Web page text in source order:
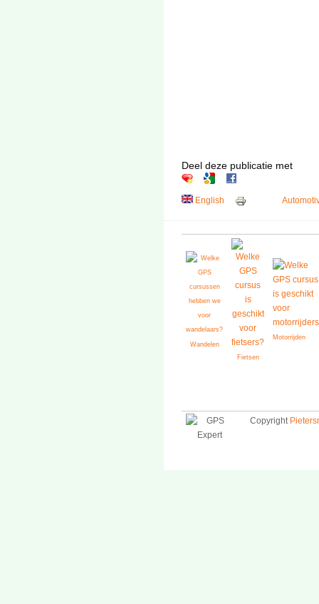
Deel deze publicatie met
English
Wandelen
Fietsen
Motorrijden
Copyright